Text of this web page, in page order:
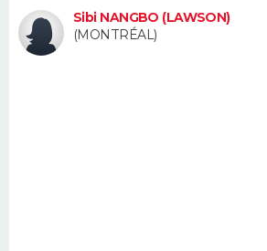
Sibi NANGBO (LAWSON)
(MONTRÉAL)